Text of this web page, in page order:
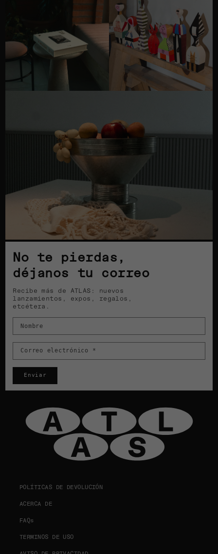
No te pierdas,
déjanos tu correo
Recibe más de ATLAS: nuevos
lanzamientos, expos, regalos,
etcétera.
Nombre
Correo electrónico *
Enviar
POLÍTICAS DE DEVOLUCIÓN
ACERCA DE
FAQs
TERMINOS DE USO